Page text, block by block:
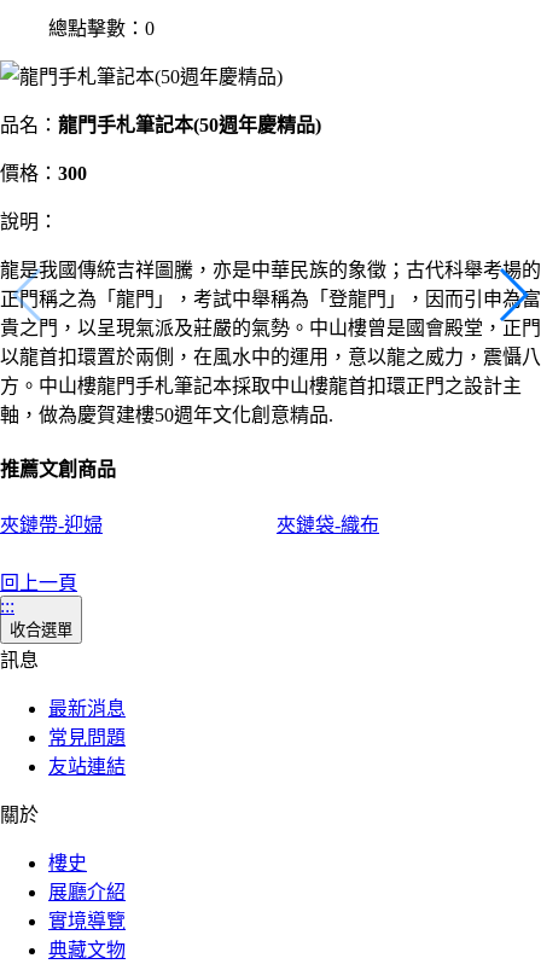
總點擊數：0
品名： 龍門手札筆記本(50週年慶精品)
價格： 300
說明：
龍是我國傳統吉祥圖騰，亦是中華民族的象徵；古代科舉考場的
正門稱之為「龍門」，考試中舉稱為「登龍門」，因而引申為富
貴之門，以呈現氣派及莊嚴的氣勢。中山樓曾是國會殿堂，正門
以龍首扣環置於兩側，在風水中的運用，意以龍之威力，震懾八
方。中山樓龍門手札筆記本採取中山樓龍首扣環正門之設計主
軸，做為慶賀建樓50週年文化創意精品.
推薦文創商品
夾鏈帶-迎婦 夾鏈袋-織布
回上一頁
:::
收合選單
訊息
最新消息
常見問題
友站連結
關於
樓史
展廳介紹
實境導覽
典藏文物